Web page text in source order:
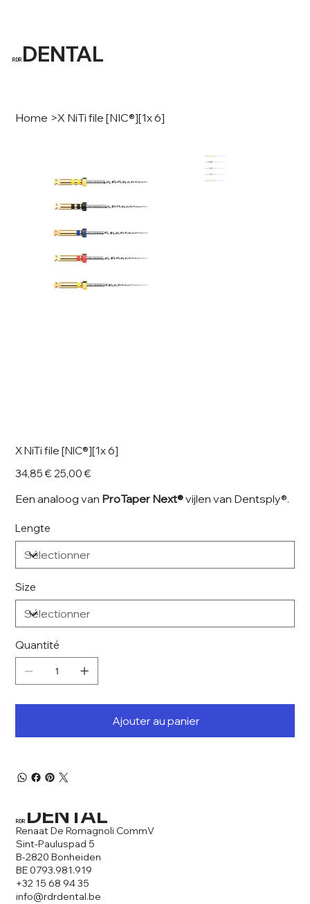
RDR DENTAL
Home >X NiTi file [NIC®][1x 6]
X NiTi file [NIC®][1x 6]
Prix
d’origine
34,85 € Prix
promotionnel
25,00 €
Een analoog van ProTaper Next®vijlen van Dentsply®.
Lengte
Size
Quantité
Ajouter au panier
Renaat De Romagnoli CommV
Sint-Pauluspad 5
B-2820 Bonheiden
BE 0793.981.919
+32 15 68 94 35
info@rdrdental.be
RDR DENTAL